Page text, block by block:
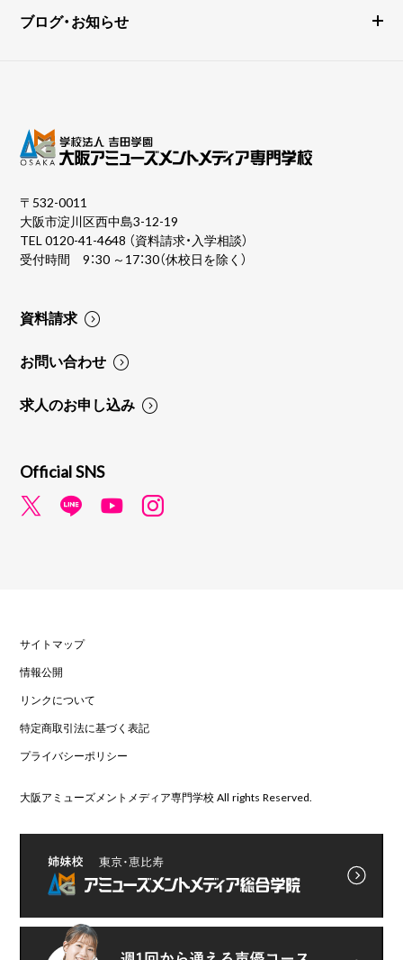
ブログ・お知らせ
〒532-0011
大阪市淀川区西中島3-12-19
TEL0120-41-4648 （資料請求・入学相談）
受付時間 9：30 ～17：30（休校日を除く）
資料請求
お問い合わせ
求人のお申し込み
Official SNS
サイトマップ
情報公開
リンクについて
特定商取引法に基づく表記
プライバシーポリシー
大阪アミューズメントメディア専門学校 All rights Reserved.